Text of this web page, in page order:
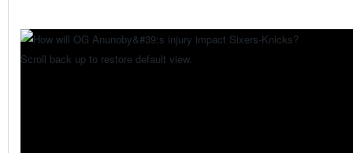
Scroll back up to restore default view.